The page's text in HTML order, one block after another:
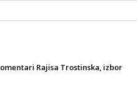
Rajisa Trostinska, izbor